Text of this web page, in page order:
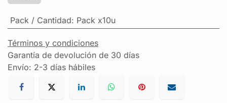
Pack / Cantidad: Pack x10u
Términos y condiciones
Garantía de devolución de 30 días
Envío: 2-3 días hábiles